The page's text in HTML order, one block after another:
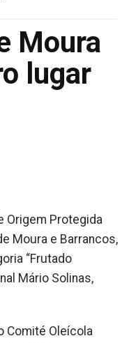
Moura
lugar
Origem Protegida
Moura e Barrancos,
“Frutado
Mário Solinas,
Comité Oleícola